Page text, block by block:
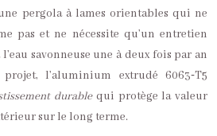
pergola à lames orientables qui ne
pas et ne nécessite qu’un entretien
savonneuse une à deux fois par an
l’aluminium extrudé 6063‑T5
durablequi protège la valeur
sur le long terme.